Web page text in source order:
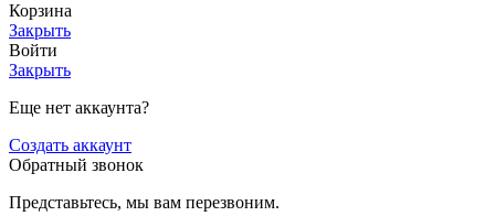
Корзина
Закрыть
Войти
Закрыть
Еще нет аккаунта?
Создать аккаунт
Обратный звонок
Представьтесь, мы вам перезвоним.